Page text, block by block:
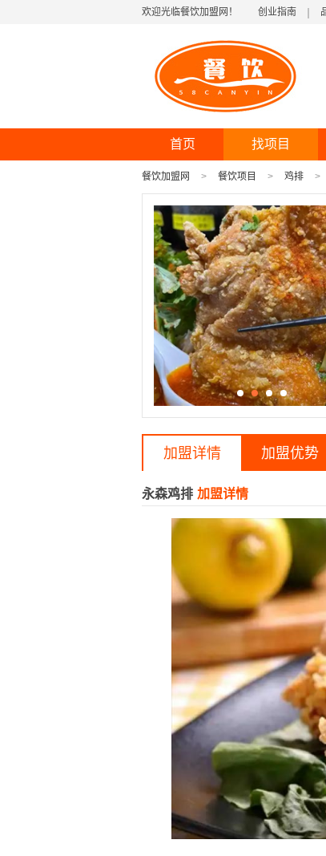
欢迎光临餐饮加盟网！ 创业指南
首页 找项目
餐饮加盟网 餐饮项目 鸡排
加盟详情 加盟优势
永森鸡排 加盟详情